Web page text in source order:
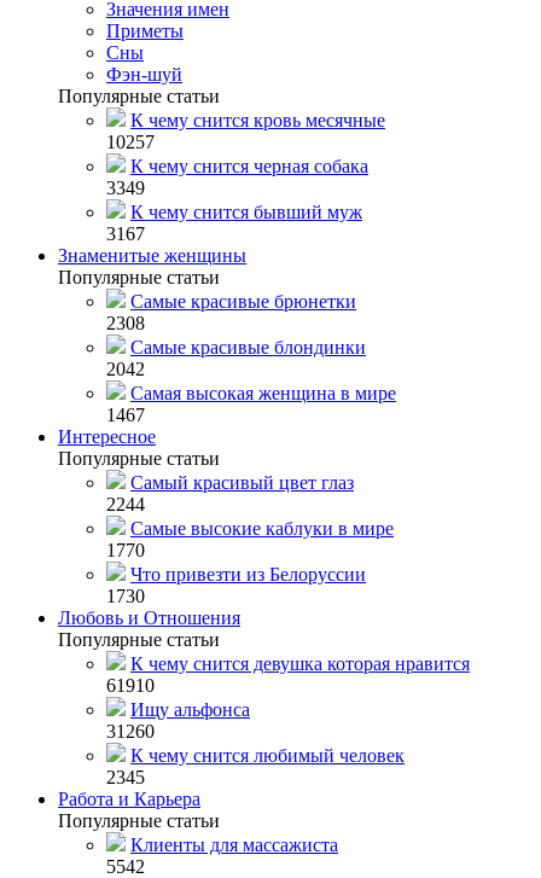
Значения имен
Приметы
Сны
Фэн-шуй
Популярные статьи
К чему снится кровь месячные
10257
К чему снится черная собака
3349
К чему снится бывший муж
3167
Знаменитые женщины
Популярные статьи
Самые красивые брюнетки
2308
Самые красивые блондинки
2042
Самая высокая женщина в мире
1467
Интересное
Популярные статьи
Самый красивый цвет глаз
2244
Самые высокие каблуки в мире
1770
Что привезти из Белоруссии
1730
Любовь и Отношения
Популярные статьи
К чему снится девушка которая нравится
61910
Ищу альфонса
31260
К чему снится любимый человек
2345
Работа и Карьера
Популярные статьи
Клиенты для массажиста
5542